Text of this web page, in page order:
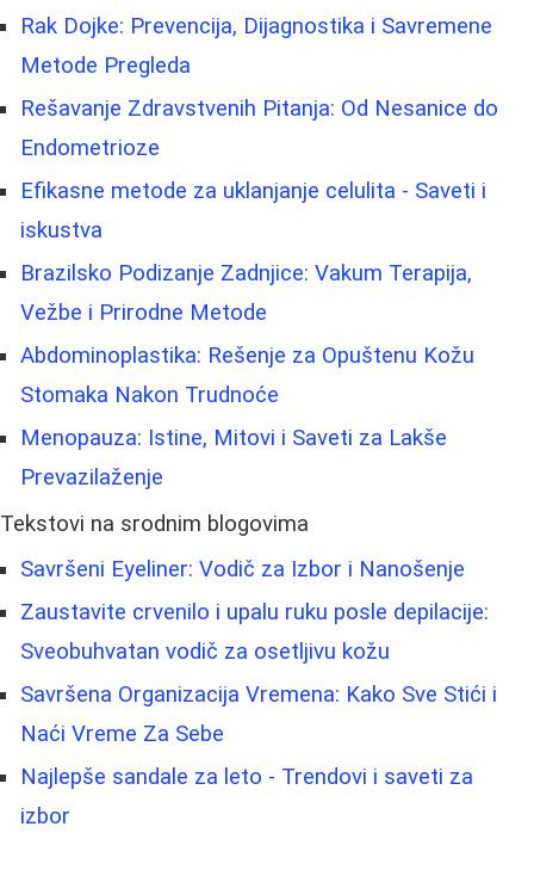
Rak Dojke: Prevencija, Dijagnostika i Savremene
Metode Pregleda
Rešavanje Zdravstvenih Pitanja: Od Nesanice do
Endometrioze
Efikasne metode za uklanjanje celulita - Saveti i
iskustva
Brazilsko Podizanje Zadnjice: Vakum Terapija,
Vežbe i Prirodne Metode
Abdominoplastika: Rešenje za Opuštenu Kožu
Stomaka Nakon Trudnoće
Menopauza: Istine, Mitovi i Saveti za Lakše
Prevazilaženje
Tekstovi na srodnim blogovima
Savršeni Eyeliner: Vodič za Izbor i Nanošenje
Zaustavite crvenilo i upalu ruku posle depilacije:
Sveobuhvatan vodič za osetljivu kožu
Savršena Organizacija Vremena: Kako Sve Stići i
Naći Vreme Za Sebe
Najlepše sandale za leto - Trendovi i saveti za
izbor